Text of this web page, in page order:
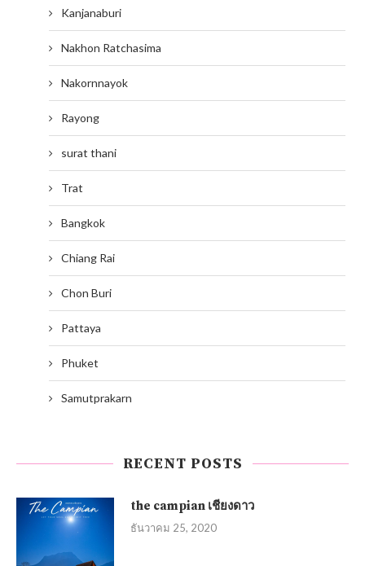
Kanjanaburi
Nakhon Ratchasima
Nakornnayok
Rayong
surat thani
Trat
Bangkok
Chiang Rai
Chon Buri
Pattaya
Phuket
Samutprakarn
RECENT POSTS
the campian เชียงดาว
ธันวาคม 25, 2020